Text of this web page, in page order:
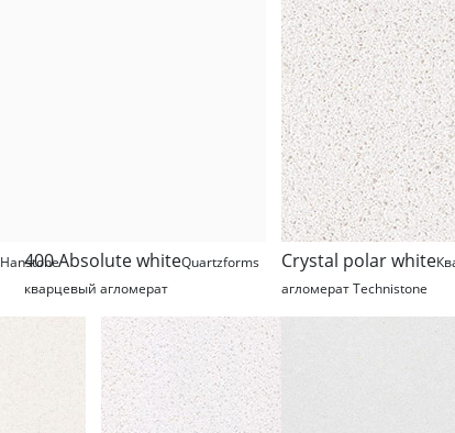
Hanstone
400 Absolute whiteQuartzforms
кварцевый агломерат
Crystal polar white
агломерат Technistone